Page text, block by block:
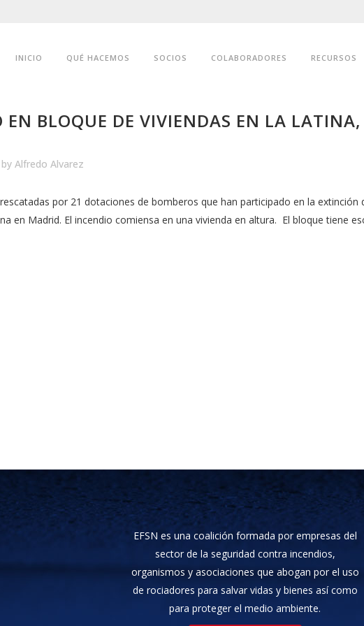
INICIO QUÉ HACEMOS SOCIOS COLABORADORES RECURSOS
EN BLOQUE DE VIVIENDAS EN LA LATINA,
by Alfredo Alvarez
por 21 dotaciones de bomberos que han participado en la extinción
en Madrid. El incendio comiensa en una vivienda en altura. El bloque tiene
EFSN es una coalición formada por empresas del
sector de la seguridad contra incendios,
organismos y asociaciones que abogan por el uso
de rociadores para salvar vidas y bienes así como
para proteger el medio ambiente.